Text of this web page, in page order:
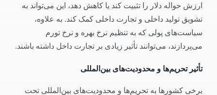
ارزش حواله دلار را تثبیت کند یا کاهش دهد، این می‌تواند به
تشویق تولید داخلی و تجارت داخلی کمک کند. به علاوه،
سیاست‌های پولی که به تنظیم نرخ بهره و نرخ تورم
می‌پردازند، می‌توانند تأثیر زیادی بر تجارت داخل داشته باشند.
تأثیر تحریم‌ها و محدودیت‌های بین‌المللی
برخی کشورها به تحریم‌ها و محدودیت‌های بین‌المللی تحت